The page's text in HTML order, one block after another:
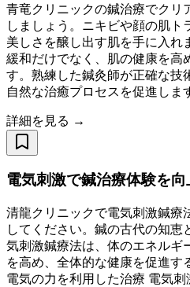
青竜クリニックの鍼治療でクリ
しましょう。ニキビや顔の肌ト
美しさを醸し出す肌を手に入れ
緩和だけでなく、肌の健康を高
す。熟練した鍼灸師が正確な技
自然な治癒プロセスを促進しま
詳細を見る →
電気刺激で鍼治療体験を向
清龍クリニックで電気刺激鍼療
してください。鍼の古代の知恵
気刺激鍼療法は、体のエネルギ
を高め、全体的な健康を促進す
電気の力を利用した治療 電気